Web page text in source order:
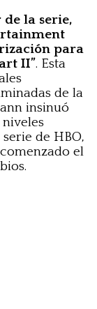
la serie,
para
II”. Esta
de la
insinuó
de HBO,
el